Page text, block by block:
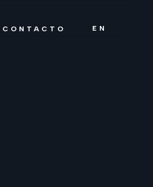
CONTACTO EN